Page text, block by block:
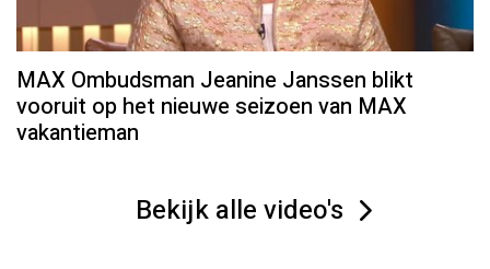
MAX Ombudsman Jeanine Janssen blikt
vooruit op het nieuwe seizoen van MAX
vakantieman
Bekijk alle video's